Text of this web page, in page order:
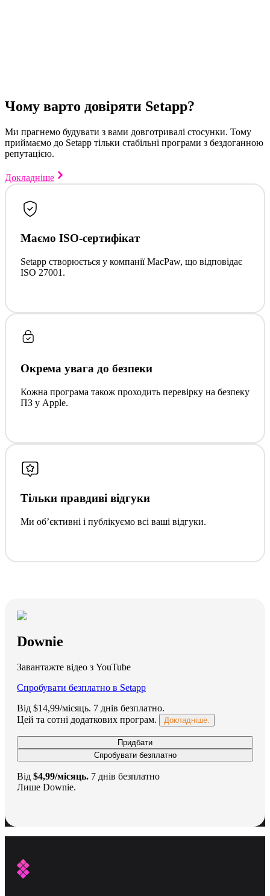
Чому варто довіряти Setapp?
Ми прагнемо будувати з вами довготривалі стосунки. Тому
приймаємо до Setapp тільки стабільні програми з бездоганною
репутацією.
Докладніше
Маємо ISO-сертифікат
Setapp створюється у компанії MacPaw, що відповідає
ISO 27001.
Окрема увага до безпеки
Кожна програма також проходить перевірку на безпеку
ПЗ у Apple.
Тільки правдиві відгуки
Ми обʼєктивні і публікуємо всі ваші відгуки.
Downie
Завантажте відео з YouTube
Спробувати безплатно в Setapp
Від $14,99/місяць. 7 днів безплатно.
Цей та сотні додаткових програм.
Докладніше.
Придбати
Спробувати безплатно
Від $4,99/місяць. 7 днів безплатно
Лише Downie.